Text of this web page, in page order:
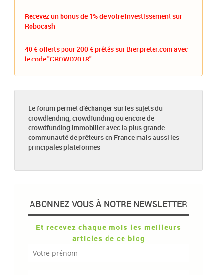
Recevez un bonus de 1% de votre investissement sur
Robocash
40 € offerts pour 200 € prêtés sur Bienpreter.com avec
le code "CROWD2018"
Le forum permet d’échanger sur les sujets du
crowdlending, crowdfunding ou encore de
crowdfunding immobilier avec la plus grande
communauté de prêteurs en France mais aussi les
principales plateformes
ABONNEZ VOUS À NOTRE NEWSLETTER
Et recevez chaque mois les meilleurs
articles de ce blog